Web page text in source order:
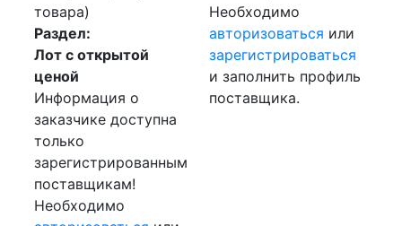
товара)
Раздел:
Лот с открытой
ценой
Информация о
заказчике доступна
только
зарегистрированным
поставщикам!
Необходимо
Необходимо
авторизоваться или
зарегистрироваться
и заполнить профиль
поставщика.